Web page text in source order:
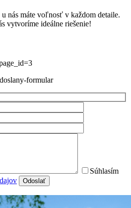
nás máte voľnosť v každom detaile.
vytvoríme ideálne riešenie!
formular
Súhlasím
Odoslať